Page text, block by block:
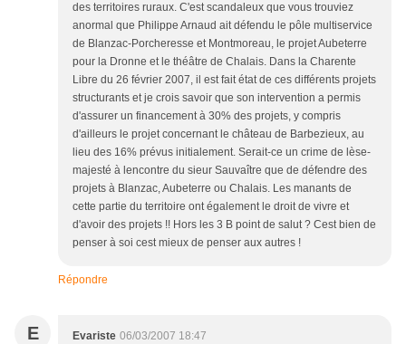
des territoires ruraux. C'est scandaleux que vous trouviez
anormal que Philippe Arnaud ait défendu le pôle multiservice
de Blanzac-Porcheresse et Montmoreau, le projet Aubeterre
pour la Dronne et le théâtre de Chalais. Dans la Charente
Libre du 26 février 2007, il est fait état de ces différents projets
structurants et je crois savoir que son intervention a permis
d'assurer un financement à 30% des projets, y compris
d'ailleurs le projet concernant le château de Barbezieux, au
lieu des 16% prévus initialement. Serait-ce un crime de lèse-
majesté à lencontre du sieur Sauvaître que de défendre des
projets à Blanzac, Aubeterre ou Chalais. Les manants de
cette partie du territoire ont également le droit de vivre et
d'avoir des projets !! Hors les 3 B point de salut ? Cest bien de
penser à soi cest mieux de penser aux autres !
Répondre
E Evariste 06/03/2007 18:47